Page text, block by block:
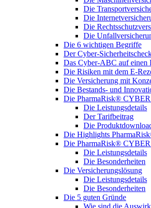
Die
Die
Die
Die
Die 6 wichtigen Begriffe
Der Cyber-
Das Cyber-ABC auf einen
Die Risiken mit dem E-
Die Versicherung mit
Die Bestands- und
Die PharmaRisk®
Die Leistungsdetails
Der Tarifbeitrag
Die
Die Highlights
Die PharmaRisk®
Die Leistungsdetails
Die Besonderheiten
Die Versicherungslösung
Die Leistungsdetails
Die Besonderheiten
Die 5 guten Gründe
Wie sind die